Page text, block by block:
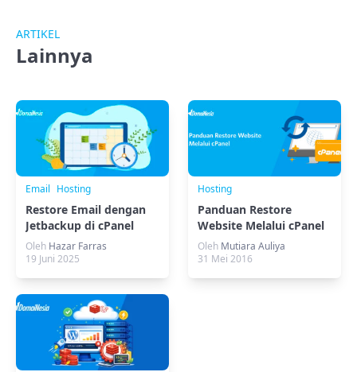
ARTIKEL
Lainnya
Email Hosting
Restore Email dengan
Jetbackup di cPanel
Cepat & Aman
Oleh Hazar Farras
19 Juni 2025
Hosting
Panduan Restore
Website Melalui cPanel
Oleh Mutiara Auliya
31 Mei 2016